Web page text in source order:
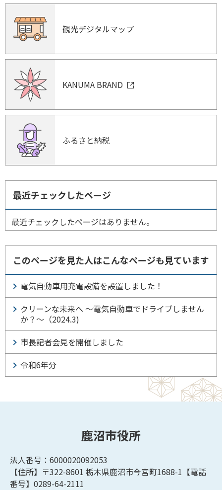
観光デジタルマップ
KANUMA BRAND
ふるさと納税
最近チェックしたページ
最近チェックしたページはありません。
このページを見た人はこんなページも見ています
電気自動車用充電設備を設置しました！
クリーンな未来へ ～電気自動車でドライブしません
か？～（2024.3)
市長記者会見を開催しました
令和6年分
鹿沼市役所
法人番号：6000020092053
【住所】〒322-8601 栃木県鹿沼市今宮町1688-1【電話
番号】0289-64-2111